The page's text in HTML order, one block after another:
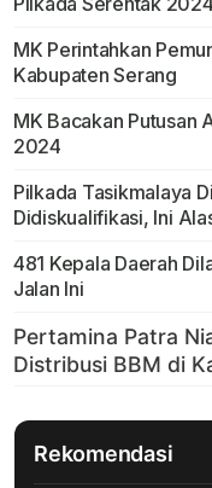
MK Perintahkan
Kabupaten Serang
MK Bacakan Putusan
2024
Pilkada Tasikmalaya
Didiskualifikasi, Ini
481 Kepala Daerah
Jalan Ini
Rekomendasi